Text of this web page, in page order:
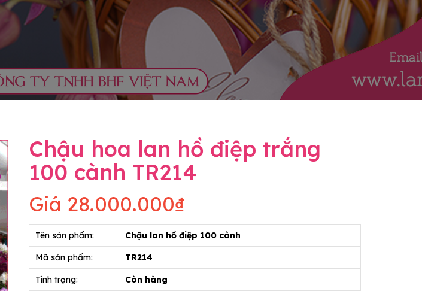
Chậu hoa lan hồ điệp trắng
100 cành TR214
Giá 28.000.000₫
Tên sản phẩm: Chậu lan hồ điệp 100 cành
Mã sản phẩm: TR214
Tình trạng: Còn hàng